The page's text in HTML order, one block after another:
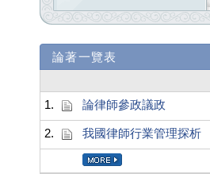
論著一覽表
1.
論律師參政議政
2. 我國律師行業管理探析